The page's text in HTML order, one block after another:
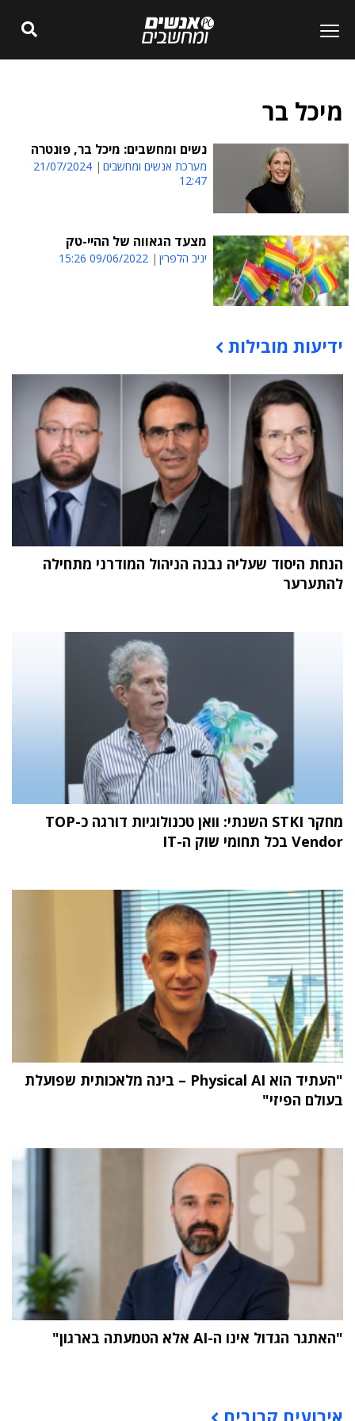
מיכל בר
נשים ומחשבים: מיכל בר, פונטרה
מערכת אנשים ומחשבים
21/07/2024
12:47
מצעד הגאווה של ההיי-טק
יניב הלפרין 09/06/2022 15:26
תוכן פרסומי
ידיעות מובילות
הנחת היסוד שעליה נבנה הניהול המודרני מתחילה
להתערער
מחקר STKI השנתי: וואן טכנולוגיות דורגה כ-TOP
Vendor בכל תחומי שוק ה-IT
"העתיד הוא Physical AI – בינה מלאכותית שפועלת
בעולם הפיזי"
"האתגר הגדול אינו ה-AI אלא הטמעתה בארגון"
אירועים קרובים